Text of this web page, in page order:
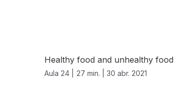
Healthy food and unhealthy food
Aula 24 | 27 min. | 30 abr. 2021